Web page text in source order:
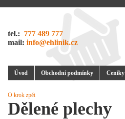
tel.: 777 489 777
mail: info@ehlinik.cz
Úvod Obchodní podmínky Ceníky
O krok zpět
Dělené plechy